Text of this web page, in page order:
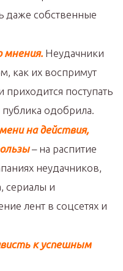
даже собственные
мнения. Неудачники
как их воспримут
поступать
одобрила.
на действия,
– на распитие
неудачников,
сериалы и
лент в соцсетях и
к успешным